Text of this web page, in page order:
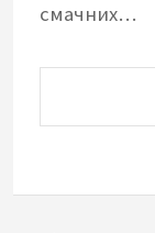
смачних…